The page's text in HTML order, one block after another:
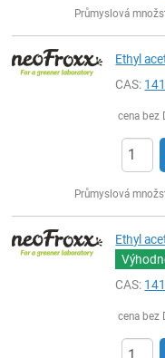
Průmyslová
Ethyl
CAS:
cena bez
Průmyslová
Ethyl
CAS:
cena bez